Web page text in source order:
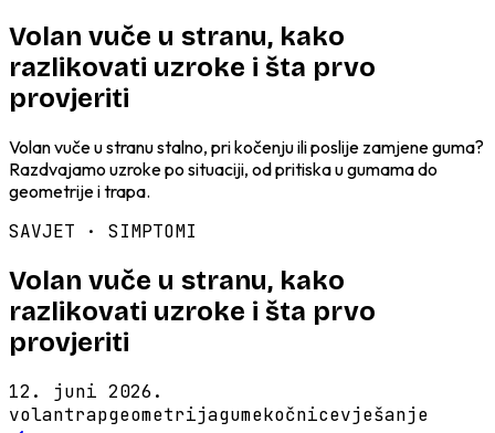
Volan vuče u stranu, kako
razlikovati uzroke i šta prvo
provjeriti
Volan vuče u stranu stalno, pri kočenju ili poslije zamjene guma?
Razdvajamo uzroke po situaciji, od pritiska u gumama do
geometrije i trapa.
SAVJET · SIMPTOMI
Volan vuče u stranu, kako
razlikovati uzroke i šta prvo
provjeriti
12. juni 2026.
volantrapgeometrijagumekočnicevješanje